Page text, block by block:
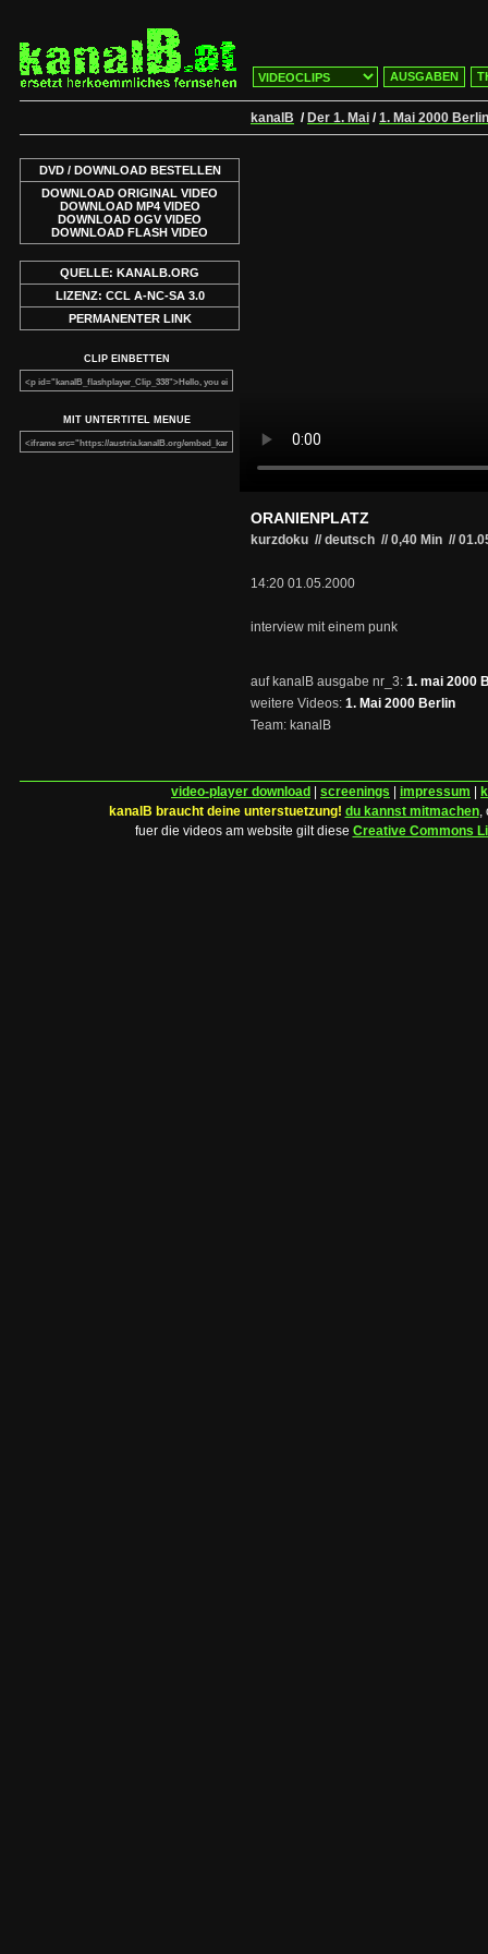
AUSGABEN
kanalB / Der 1. Mai /1. Mai 2000 Berlin
DVD / DOWNLOAD BESTELLEN
DOWNLOAD ORIGINAL VIDEO
DOWNLOAD MP4 VIDEO
DOWNLOAD OGV VIDEO
DOWNLOAD FLASH VIDEO
QUELLE: KANALB.ORG
LIZENZ: CCL A-NC-SA 3.0
PERMANENTER LINK
CLIP EINBETTEN
MIT UNTERTITEL MENUE
ORANIENPLATZ
kurzdoku // deutsch // 0,40 Min //
14:20 01.05.2000
interview mit einem punk
auf kanalB ausgabe nr_3: 1. mai 2000
weitere Videos: 1. Mai 2000 Berlin
Team: kanalB
video-player download screenings impressum
kanalB braucht deine unterstuetzung! du kannst mitmachen,
fuer die videos am website gilt diese Creative Commons